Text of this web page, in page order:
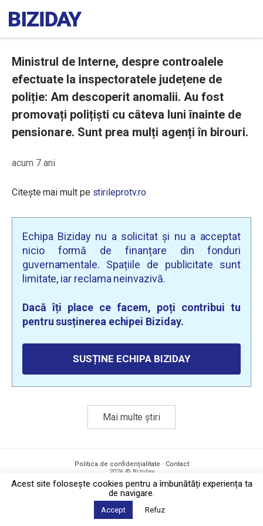
Ministrul de Interne, despre controalele
efectuate la inspectoratele județene de
poliție: Am descoperit anomalii. Au fost
promovați polițiști cu câteva luni înainte de
pensionare. Sunt prea mulți agenți în birouri.
acum 7 ani
Citește mai mult pe stirileprotv.ro
Echipa Biziday nu a solicitat și nu a acceptat
nicio formă de finanțare din fonduri
guvernamentale. Spațiile de publicitate sunt
limitate, iar reclama neinvazivă.
Dacă îți place ce facem, poți contribui tu
pentru susținerea echipei Biziday.
SUSȚINE ECHIPA BIZIDAY
Mai multe știri
Politica de confidențialitate · Contact
2026 © Biziday
Acest site foloseşte cookies pentru a îmbunătăți experiența ta
de navigare.
Accept Refuz